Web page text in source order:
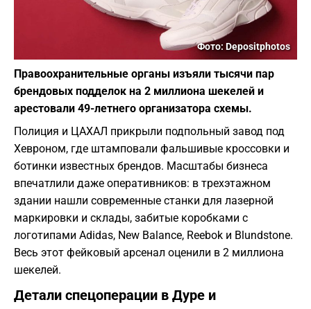
Фото: Depositphotos
Правоохранительные органы изъяли тысячи пар
брендовых подделок на 2 миллиона шекелей и
арестовали 49-летнего организатора схемы.
Полиция и ЦАХАЛ прикрыли подпольный завод под
Хевроном, где штамповали фальшивые кроссовки и
ботинки известных брендов. Масштабы бизнеса
впечатлили даже оперативников: в трехэтажном
здании нашли современные станки для лазерной
маркировки и склады, забитые коробками с
логотипами Adidas, New Balance, Reebok и Blundstone.
Весь этот фейковый арсенал оценили в 2 миллиона
шекелей.
Детали спецоперации в Дуре и